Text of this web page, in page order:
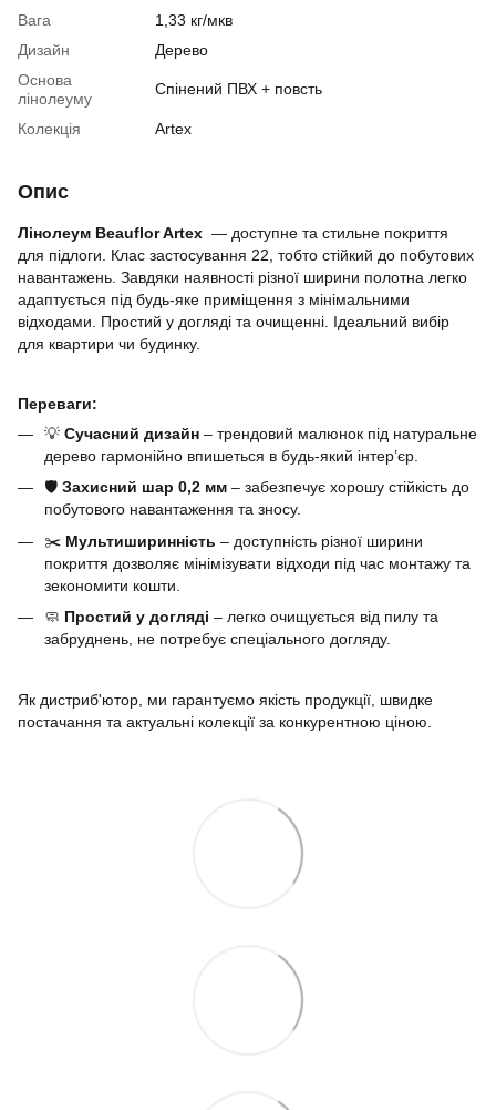
Вага
1,33 кг/мкв
Дизайн
Дерево
Основа
лінолеуму
Спінений ПВХ + повсть
Колекція Artex
Опис
Лінолеум Beauflor Artex — доступне та стильне покриття
для підлоги. Клас застосування 22, тобто стійкий до побутових
навантажень. Завдяки наявності різної ширини полотна легко
адаптується під будь-яке приміщення з мінімальними
відходами. Простий у догляді та очищенні. Ідеальний вибір
для квартири чи будинку.
Переваги:
💡 Сучасний дизайн – трендовий малюнок під натуральне
дерево гармонійно впишеться в будь-який інтер’єр.
🛡 Захисний шар 0,2 мм – забезпечує хорошу стійкість до
побутового навантаження та зносу.
✂️ Мультиширинність – доступність різної ширини
покриття дозволяє мінімізувати відходи під час монтажу та
зекономити кошти.
🧼 Простий у догляді – легко очищується від пилу та
забруднень, не потребує спеціального догляду.
Як дистриб'ютор, ми гарантуємо якість продукції, швидке
постачання та актуальні колекції за конкурентною ціною.